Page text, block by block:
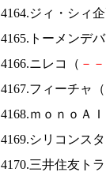
4164.ジィ・シィ
4165.トーメンデ
4166.ニレコ（ － －
4167.フィーチャ（
4168.ｍｏｎｏＡ
4169.シリコンス
4170.三井住友ト